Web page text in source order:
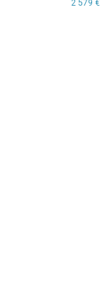
2 579 €